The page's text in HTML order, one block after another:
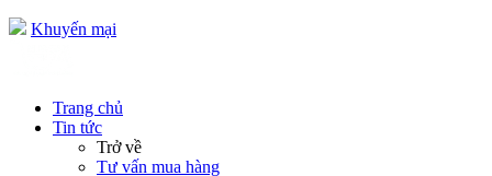
Khuyến mại
Trang chủ
Tin tức
Trở về
Tư vấn mua hàng